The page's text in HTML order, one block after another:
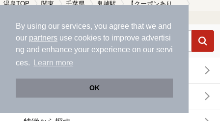
By using our services, you agree that we and
our partners use cookies to improve advertisi
ng and enhance your experience on our servi
ces.
Learn more
OK
温泉TOP 関東 千葉県 鬼越駅 【クーポンあり】マッサージ、エステがある鬼越駅近くの温泉、日帰り温泉、スーパー銭湯おすすめ
地図から探す